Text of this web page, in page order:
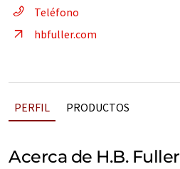
Teléfono
hbfuller.com
PERFIL PRODUCTOS
Acerca de H.B. Fuller